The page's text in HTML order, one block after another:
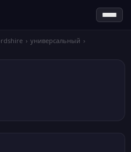
› универсальный ›